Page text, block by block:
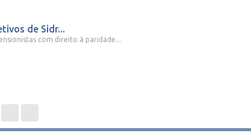
de Sidr...
com direito à paridade...